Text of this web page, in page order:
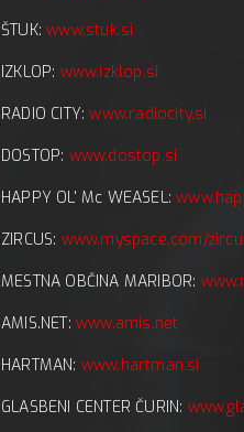
ŠTUK:www.stuk.si
IZKLOP: www.izklop.si
RADIO CITY:www.radiocity.si
DOSTOP: www.dostop.si
HAPPY OL' Mc WEASEL:
ZIRCUS: www.myspace.com/
MESTNA OBČINA MARIBOR:
AMIS.NET: www.amis.net
HARTMAN: www.hartman.si
GLASBENI CENTER ČURIN: